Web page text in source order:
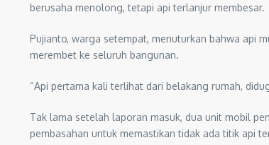
berusaha menolong, tetapi api terlanjur membesar.
Pujianto, warga setempat, menuturkan bahwa api
merembet ke seluruh bangunan.
“Api pertama kali terlihat dari belakang rumah,
Tak lama setelah laporan masuk, dua unit mobil
pembasahan untuk memastikan tidak ada titik api